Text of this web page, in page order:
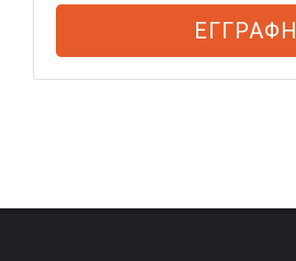
ΕΓΓΡΑΦΗ